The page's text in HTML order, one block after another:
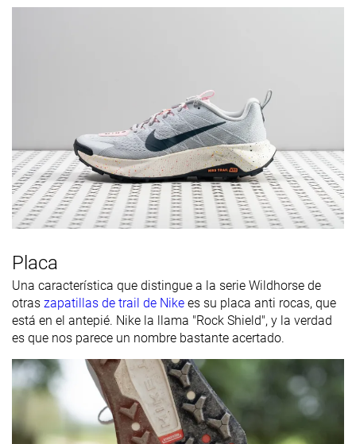
Placa
Una característica que distingue a la serie Wildhorse de
otras zapatillas de trail de Nike es su placa anti rocas, que
está en el antepié. Nike la llama "Rock Shield", y la verdad
es que nos parece un nombre bastante acertado.